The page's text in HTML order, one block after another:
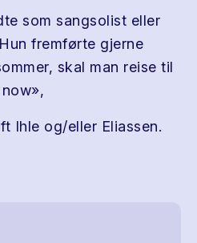
som sangsolist eller
fremførte gjerne
skal man reise til
Ihle og/eller Eliassen.